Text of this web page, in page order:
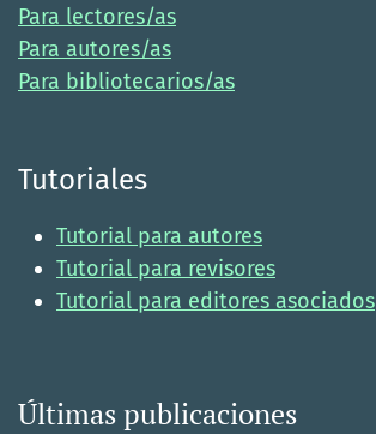
Para lectores/as
Para autores/as
Para bibliotecarios/as
Tutoriales
Tutorial para autores
Tutorial para revisores
Tutorial para editores asociados
Últimas publicaciones